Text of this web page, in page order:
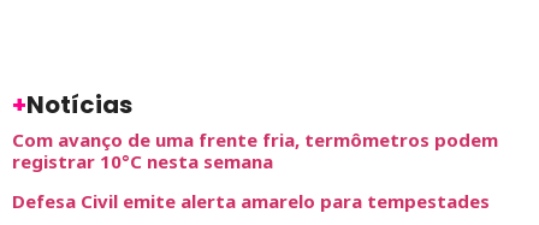
+Notícias
Com avanço de uma frente fria, termômetros podem
registrar 10°C nesta semana
Defesa Civil emite alerta amarelo para tempestades